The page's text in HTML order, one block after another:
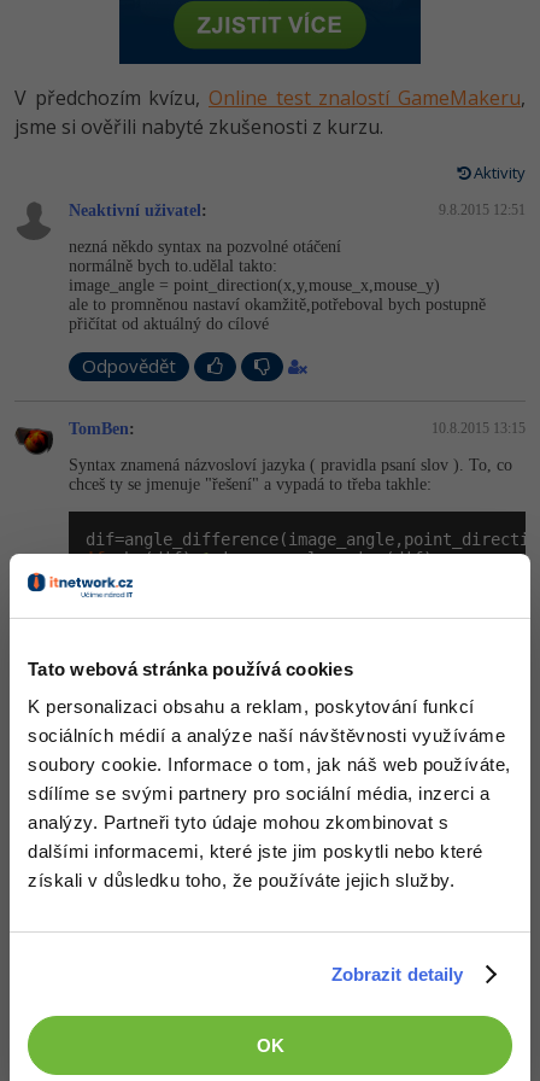
Tato webová stránka používá cookies
K personalizaci obsahu a reklam, poskytování funkcí
sociálních médií a analýze naší návštěvnosti využíváme
soubory cookie. Informace o tom, jak náš web používáte,
sdílíme se svými partnery pro sociální média, inzerci a
analýzy. Partneři tyto údaje mohou zkombinovat s
dalšími informacemi, které jste jim poskytli nebo které
získali v důsledku toho, že používáte jejich služby.
Zobrazit detaily
OK
HTML5, CSS3, Bootstrap, SEO
SQL a databáze
UML a návrhové vzory
React
Spring
ASP.NET MVC
Django
Best practices
JavaScript
HTML / CSS
UML a návrhové vzory
MySQL/MariaDB
MS-SQL
Vývojář mobilních aplikací
C# Game developer
Tester
Systémový administrátor
Grafik / UX/UI návrhář
Projektový manažer
Databázový analytik
Copywriter
SEO specialista
Python -80%
-80%
PHP -80%
Swift -80%
Kotlin -80%
C -80%
SQL
Návrh SW
Algoritmy
Pro děti
Více
Fórum
Kurzy e-commerce
Testování softwaru
Digitální gramotnost
Blog
V předchozím kvízu, Online test znalostí GameMakeru,
jsme si ověřili nabyté zkušenosti z kurzu.
Aktivity
Neaktivní uživatel: 9.8.2015 12:51
nezná někdo syntax na pozvolné otáčení
normálně bych to.udělal takto:
image_angle = point_directi­on(x,y,mouse_x,mou­se_y)
ale to promněnou nastaví okamžitě,potřeboval bych postupně
přičítat od aktuálný do cílové
Odpovědět
TomBen: 10.8.2015 13:15
Syntax znamená názvosloví jazyka ( pravidla psaní slov ). To, co
chceš ty se jmenuje "řešení" a vypadá to třeba takhle:
if abs(dif)>1 image_angle-=sign(dif);
Nahoru Odpovědět
nejkvalitnější. Proto do nich také mohou přispívat pouze
registrovaní členové. Pro zapojení do diskuze se